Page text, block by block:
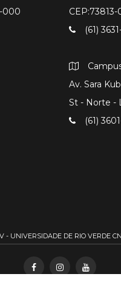
000
CEP:73813-
(61)
Av. Sara
St - Norte -
(61)
- UNIVERSIDADE DE RIO VERDE